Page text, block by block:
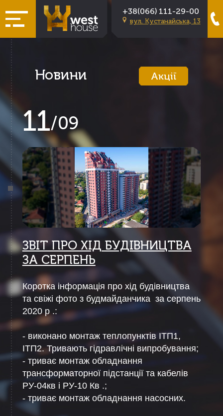
+38(066) 111-29-00
вул. Кустанайська, 13
Новини Акції
11/09
ЗВІТ ПРО ХІД БУДІВНИЦТВА
ЗА СЕРПЕНЬ
Коротка інформація про хід будівництва
та свіжі фото з будмайданчика за серпень
2020 р .:
- виконано монтаж теплопунктів ІТП1,
ІТП2. Тривають гідравлічні випробування;
- триває монтаж обладнання
трансформаторної підстанції та кабелів
РУ-04кв і РУ-10 Кв .;
- триває монтаж обладнання насосних.